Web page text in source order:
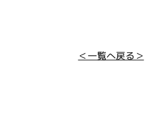
＜一覧へ戻る＞